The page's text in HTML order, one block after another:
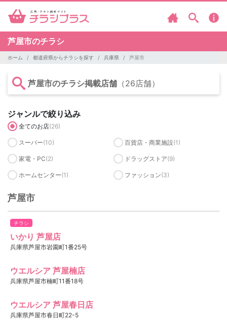
芦屋市のチラシ
ホーム 都道府県からチラシを探す 兵庫県 芦屋市
芦屋市のチラシ掲載店舗 （26店舗）
ジャンルで絞り込み
全てのお店(26)
スーパー(10) 百貨店・商業施設(1)
家電・PC(2) ドラッグストア(9)
ホームセンター(1) ファッション(3)
芦屋市
チラシ
いかり 芦屋店
兵庫県芦屋市岩園町1番25号
ウエルシア 芦屋楠店
兵庫県芦屋市楠町11番18号
ウエルシア 芦屋春日店
兵庫県芦屋市春日町22-5